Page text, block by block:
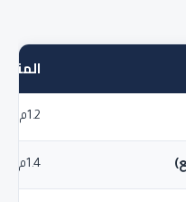
1.2م – 1.4م
1.4م – 1.6م